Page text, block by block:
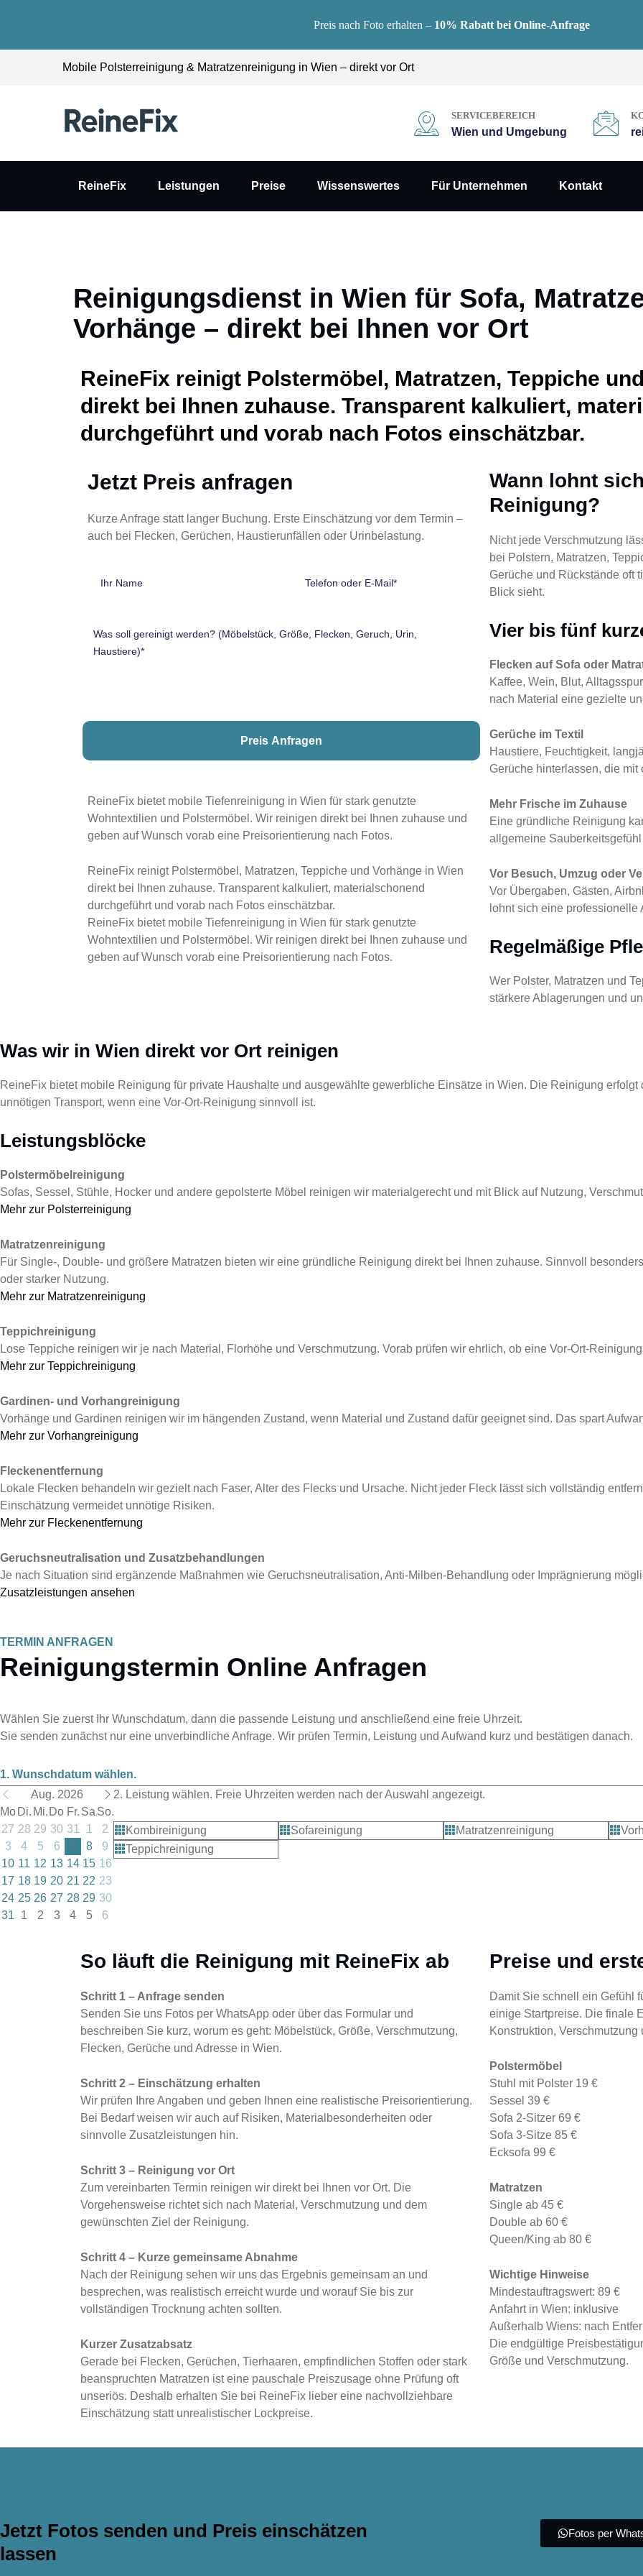
Mobile Polsterreinigung & Matratzenreinigung in Wien – direkt vor Ort
SERVICEBEREICH
Wien und Umgebung
ReineFix Leistungen Preise Wissenswertes Für Unternehmen Kontakt
Reinigungsdienst in Wien für Sofa,
Vorhänge – direkt bei Ihnen vor Ort
ReineFix reinigt Polstermöbel, Matratzen, Teppiche
direkt bei Ihnen zuhause. Transparent kalkuliert,
durchgeführt und vorab nach Fotos einschätzbar.
Jetzt Preis anfragen
Kurze Anfrage statt langer Buchung. Erste Einschätzung vor dem Termin –
auch bei Flecken, Gerüchen, Haustierunfällen oder Urinbelastung.
ReineFix bietet mobile Tiefenreinigung in Wien für stark genutzte
Wohntextilien und Polstermöbel. Wir reinigen direkt bei Ihnen zuhause und
geben auf Wunsch vorab eine Preisorientierung nach Fotos.
ReineFix reinigt Polstermöbel, Matratzen, Teppiche und Vorhänge in Wien
direkt bei Ihnen zuhause. Transparent kalkuliert, materialschonend
durchgeführt und vorab nach Fotos einschätzbar.
ReineFix bietet mobile Tiefenreinigung in Wien für stark genutzte
Wohntextilien und Polstermöbel. Wir reinigen direkt bei Ihnen zuhause und
geben auf Wunsch vorab eine Preisorientierung nach Fotos.
Wann lohnt
Reinigung?
Nicht jede Verschmutzung
bei Polstern, Matratzen,
Gerüche und Rückstände oft
Blick sieht.
Vier bis fünf
Flecken auf Sofa oder
Kaffee, Wein, Blut,
nach Material eine gezielte
Gerüche im Textil
Haustiere, Feuchtigkeit,
Gerüche hinterlassen, die
Mehr Frische im Zuhause
Eine gründliche Reinigung
allgemeine
Vor Besuch, Umzug oder
Vor Übergaben, Gästen,
lohnt sich eine professionelle
Regelmäßige
Wer Polster, Matratzen und
stärkere Ablagerungen und
Was wir in Wien direkt vor Ort reinigen
ReineFix bietet mobile Reinigung für private Haushalte und ausgewählte gewerbliche Einsätze in Wien. Die Reinigung erfolgt
unnötigen Transport, wenn eine Vor-Ort-Reinigung sinnvoll ist.
Leistungsblöcke
Polstermöbelreinigung
Sofas, Sessel, Stühle, Hocker und andere gepolsterte Möbel reinigen wir materialgerecht und mit Blick auf Nutzung,
Mehr zur Polsterreinigung
Matratzenreinigung
Für Single-, Double- und größere Matratzen bieten wir eine gründliche Reinigung direkt bei Ihnen zuhause. Sinnvoll
oder starker Nutzung.
Mehr zur Matratzenreinigung
Teppichreinigung
Lose Teppiche reinigen wir je nach Material, Florhöhe und Verschmutzung. Vorab prüfen wir ehrlich, ob eine Vor-Ort-
Mehr zur Teppichreinigung
Gardinen- und Vorhangreinigung
Vorhänge und Gardinen reinigen wir im hängenden Zustand, wenn Material und Zustand dafür geeignet sind. Das spart
Mehr zur Vorhangreinigung
Fleckenentfernung
Lokale Flecken behandeln wir gezielt nach Faser, Alter des Flecks und Ursache. Nicht jeder Fleck lässt sich vollständig
Einschätzung vermeidet unnötige Risiken.
Mehr zur Fleckenentfernung
Geruchsneutralisation und Zusatzbehandlungen
Je nach Situation sind ergänzende Maßnahmen wie Geruchsneutralisation, Anti-Milben-Behandlung oder Imprägnierung
Zusatzleistungen ansehen
TERMIN ANFRAGEN
Reinigungstermin Online Anfragen
Wählen Sie zuerst Ihr Wunschdatum, dann die passende Leistung und anschließend eine freie Uhrzeit.
Sie senden zunächst nur eine unverbindliche Anfrage. Wir prüfen Termin, Leistung und Aufwand kurz und bestätigen danach.
1. Wunschdatum wählen.
Aug. 2026
Mo. Di. Mi. Do. Fr. Sa.So.
27 28 29 30 31 1
2
3
4 5 6 7 8
9
10 11 12 13 14 15 16
17 18 19 20 21 22 23
24 25 26 27 28 29 30
31
1 2 3 4 5 6
2. Leistung wählen. Freie Uhrzeiten werden nach der Auswahl angezeigt.
Kombireinigung Sofareinigung Matratzenreinigung
Teppichreinigung
So läuft die Reinigung mit ReineFix ab
Schritt 1 – Anfrage senden
Senden Sie uns Fotos per WhatsApp oder über das Formular und
beschreiben Sie kurz, worum es geht: Möbelstück, Größe, Verschmutzung,
Flecken, Gerüche und Adresse in Wien.
Schritt 2 – Einschätzung erhalten
Wir prüfen Ihre Angaben und geben Ihnen eine realistische Preisorientierung.
Bei Bedarf weisen wir auch auf Risiken, Materialbesonderheiten oder
sinnvolle Zusatzleistungen hin.
Schritt 3 – Reinigung vor Ort
Zum vereinbarten Termin reinigen wir direkt bei Ihnen vor Ort. Die
Vorgehensweise richtet sich nach Material, Verschmutzung und dem
gewünschten Ziel der Reinigung.
Schritt 4 – Kurze gemeinsame Abnahme
Nach der Reinigung sehen wir uns das Ergebnis gemeinsam an und
besprechen, was realistisch erreicht wurde und worauf Sie bis zur
vollständigen Trocknung achten sollten.
Kurzer Zusatzabsatz
Gerade bei Flecken, Gerüchen, Tierhaaren, empfindlichen Stoffen oder stark
beanspruchten Matratzen ist eine pauschale Preiszusage ohne Prüfung oft
unseriös. Deshalb erhalten Sie bei ReineFix lieber eine nachvollziehbare
Einschätzung statt unrealistischer Lockpreise.
Preise und
Damit Sie schnell ein Gefühl
einige Startpreise. Die finale
Konstruktion,
Polstermöbel
Stuhl mit Polster 19 €
Sessel 39 €
Sofa 2-Sitzer 69 €
Sofa 3-Sitze 85 €
Ecksofa 99 €
Matratzen
Single ab 45 €
Double ab 60 €
Queen/King ab 80 €
Wichtige Hinweise
Mindestauftragswert: 89 €
Anfahrt in Wien: inklusive
Außerhalb Wiens: nach
Die endgültige
Größe und Verschmutzung.
Jetzt Fotos senden und Preis einschätzen
lassen
Fotos per
Preis nach Foto erhalten – 10% Rabatt bei Online-Anfrage